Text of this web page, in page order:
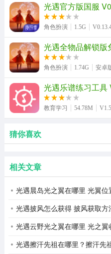
光遇官方版国服
角色扮演 1.5G
光遇全物品解锁版
角色扮演 1.74G 安卓
光遇乐谱练习工具
教育学习 54.78M
猜你喜欢
相关文章
光遇晨岛光之翼在哪里 光翼位
光遇披风怎么获得 披风获取方
光遇云野光之翼在哪里 光之翼
光遇擦汗先祖在哪里？擦汗先